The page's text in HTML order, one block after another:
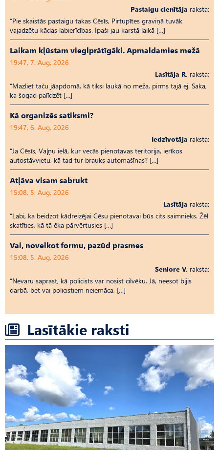
Pastaigu cienītāja raksta:
“Pie skaistās pastaigu takas Cēsīs, Pirtupītes graviņā tuvāk
vajadzētu kādas labierīcības. Īpaši jau karstā laikā […]
Laikam kļūstam vieglprātīgāki. Apmaldamies mežā
19:47, 7. Aug, 2026
Lasītāja R. raksta:
“Mazliet taču jāapdomā, kā tiksi laukā no meža, pirms tajā ej. Saka,
ka šogad palīdzēt […]
Kā organizēs satiksmi?
19:47, 6. Aug, 2026
Iedzīvotāja raksta:
“Ja Cēsīs, Vaļņu ielā, kur vecās pienotavas teritorija, ierīkos
autostāvvietu, kā tad tur brauks automašīnas? […]
Atļāva visam sabrukt
15:08, 5. Aug, 2026
Lasītāja raksta:
“Labi, ka beidzot kādreizējai Cēsu pienotavai būs cits saimnieks. Žēl
skatīties, kā tā ēka pārvērtusies […]
Vai, novelkot formu, pazūd prasmes
15:08, 5. Aug, 2026
Seniore V. raksta:
“Nevaru saprast, kā policists var nosist cilvēku. Jā, neesot bijis
darbā, bet vai policistiem neiemāca, […]
Lasītākie raksti